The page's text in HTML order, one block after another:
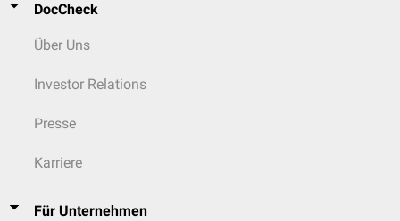
DocCheck
Über Uns
Investor Relations
Presse
Karriere
Für Unternehmen